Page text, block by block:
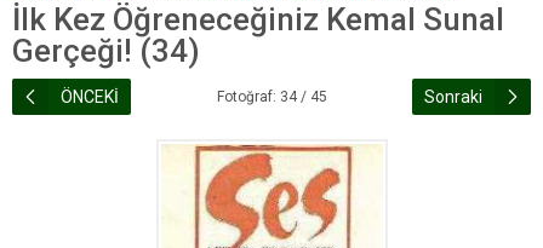
İlk Kez Öğreneceğiniz Kemal Sunal
Gerçeği! (34)
ÖNCEKİ Fotoğraf: 34 / 45 Sonraki